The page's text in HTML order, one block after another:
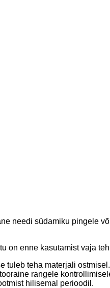
needi südamiku pingele
on enne kasutamist vaja
teha materjali
rangele
hilisemal perioodil.